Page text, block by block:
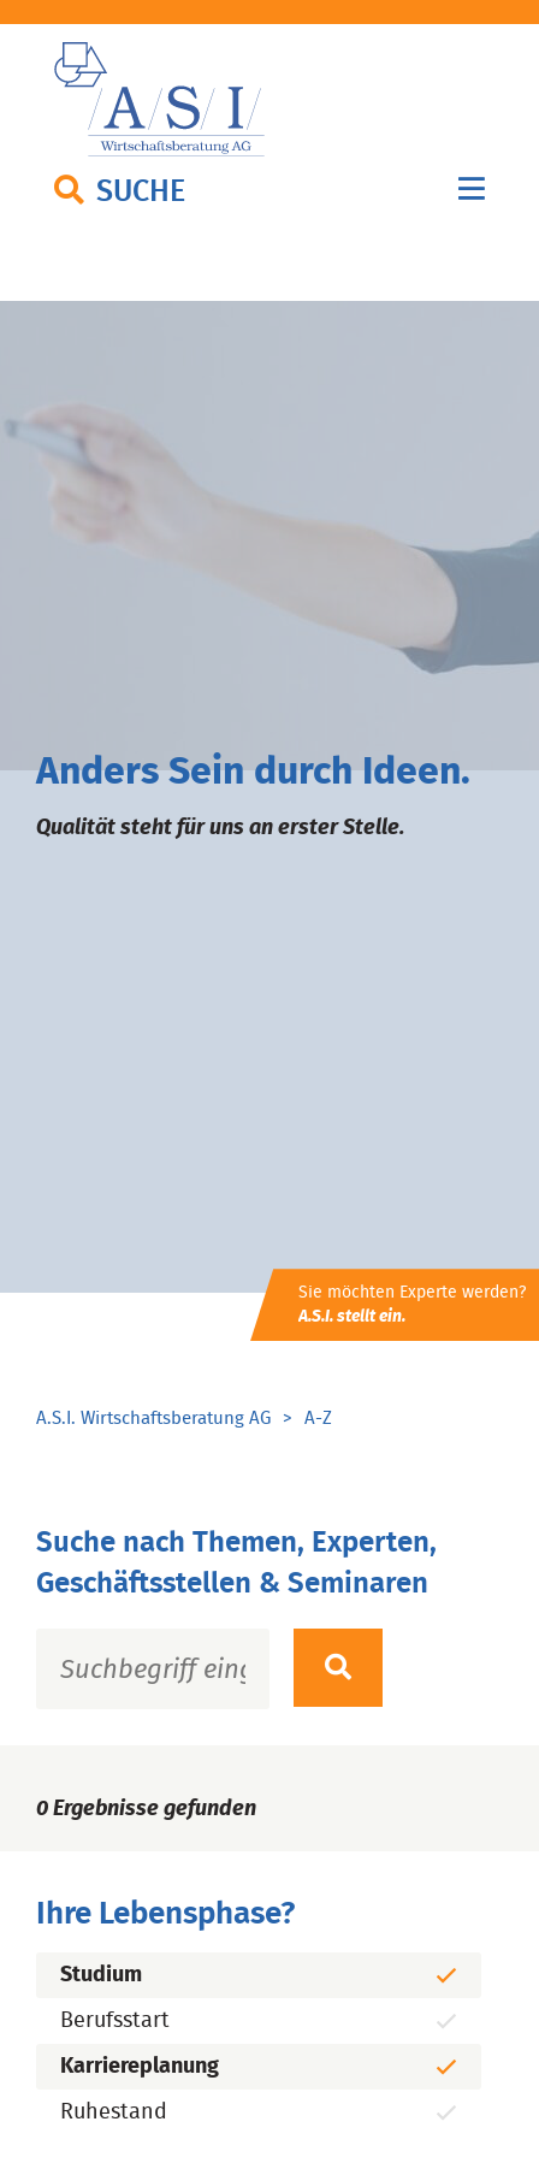
SUCHE
Anders Sein durch deen.
Qualität steht für uns an erster Stelle.
Sie möchten Experte werden?
A.S.I. stellt ein.
A.S.I. Wirtschaftsberatung AG A-Z
Suche nach Themen, Experten,
Geschäftsstellen & Seminaren
0 Ergebnisse gefunden
Ihre Lebensphase?
Studium
Berufsstart
Karriereplanung
Ruhestand